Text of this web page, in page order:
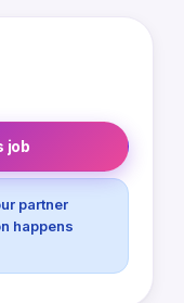
job
partner
happens